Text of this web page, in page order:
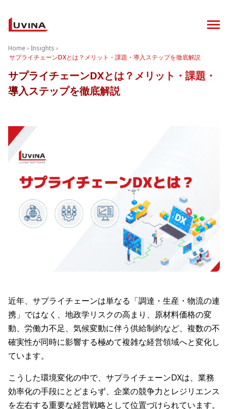
Home»Insights»
サプライチェーンDXとは？メリット・課題・導入ステップを徹底解説
サプライチェーンDXとは？メリット・課題・
導入ステップを徹底解説
近年、サプライチェーンは単なる「調達・生産・物流の連
携」ではなく、地政学リスクの高まり、原材料価格の変
動、労働力不足、気候変動に伴う供給制約など、複数の不
確実性が同時に影響する極めて複雑な経営領域へと変化し
ています。
こうした環境変化の中で、サプライチェーンDXは、業務
効率化の手段にとどまらず、企業の競争力とレジリエンス
を左右する重要な経営戦略として位置づけられています。